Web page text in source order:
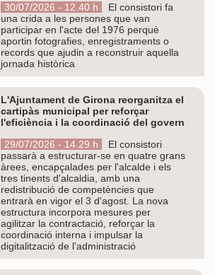
30/07/2026 - 12.40 h
El consistori fa
una crida a les persones que van
participar en l'acte del 1976 perquè
aportin fotografies, enregistraments o
records que ajudin a reconstruir aquella
jornada històrica
L'Ajuntament de Girona reorganitza el
cartipàs municipal per reforçar
l'eficiència i la coordinació del govern
29/07/2026 - 14.29 h
El consistori
passarà a estructurar-se en quatre grans
àrees, encapçalades per l'alcalde i els
tres tinents d'alcaldia, amb una
redistribució de competències que
entrarà en vigor el 3 d'agost. La nova
estructura incorpora mesures per
agilitzar la contractació, reforçar la
coordinació interna i impulsar la
digitalització de l'administració